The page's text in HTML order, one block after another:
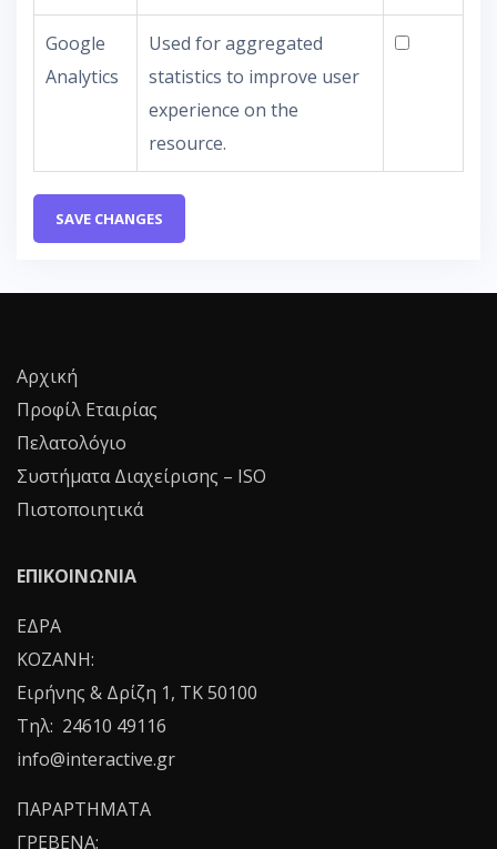
Google
Analytics
Used for aggregated
statistics to improve user
experience on the
resource.
SAVE CHANGES
Αρχική
Προφίλ Εταιρίας
Πελατολόγιο
Συστήματα Διαχείρισης – ISO
Πιστοποιητικά
ΕΠΙΚΟΙΝΩΝΙΑ
ΕΔΡΑ
ΚΟΖΑΝΗ:
Ειρήνης & Δρίζη 1, ΤΚ 50100
Τηλ: 24610 49116
info@interactive.gr
ΠΑΡΑΡΤΗΜΑΤΑ
ΓΡΕΒΕΝΑ: